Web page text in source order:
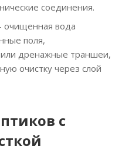
соединения.
очищенная вода
поля,
дренажные траншеи,
очистку через слой
с